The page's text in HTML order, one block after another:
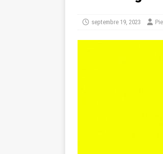
septembre 19, 2023